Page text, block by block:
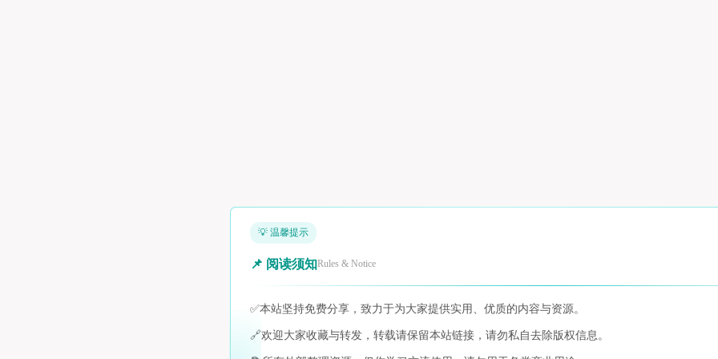
💡 温馨提示
📌 阅读须知Rules & Notice
✅本站坚持免费分享，致力于为大家提供实用、优质的内容与资源。
🔗欢迎大家收藏与转发，转载请保留本站链接，请勿私自去除版权信息。